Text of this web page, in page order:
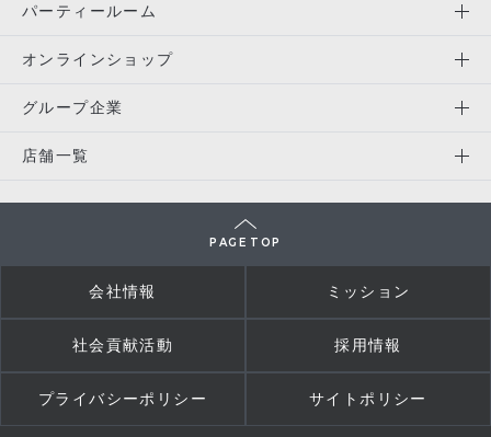
パーティールーム
オンラインショップ
グループ企業
店舗一覧
PAGE TOP
会社情報 ミッション
社会貢献活動 採用情報
プライバシーポリシー サイトポリシー